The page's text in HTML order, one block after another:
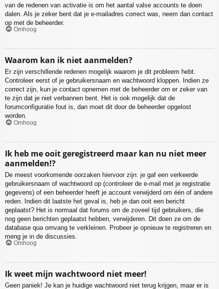
van de redenen van activatie is om het aantal valse accounts te doen
dalen. Als je zeker bent dat je e-mailadres correct was, neem dan contact
op met de beheerder.
Omhoog
Waarom kan ik niet aanmelden?
Er zijn verschillende redenen mogelijk waarom je dit probleem hebt.
Controleer eerst of je gebruikersnaam en wachtwoord kloppen. Indien ze
correct zijn, kun je contact opnemen met de beheerder om er zeker van
te zijn dat je niet verbannen bent. Het is ook mogelijk dat de
forumconfiguratie fout is, dan moet dit door de beheerder opgelost
worden.
Omhoog
Ik heb me ooit geregistreerd maar kan nu niet meer
aanmelden!?
De meest voorkomende oorzaken hiervoor zijn: je gaf een verkeerde
gebruikersnaam of wachtwoord op (controleer de e-mail met je registratie
gegevens) of een beheerder heeft je account verwijderd om één of andere
reden. Indien dit laatste het geval is, heb je dan ooit een bericht
geplaatst? Het is normaal dat forums om de zoveel tijd gebruikers, die
nog geen berichten geplaatst hebben, verwijderen. Dit doen ze om de
database qua omvang te verkleinen. Probeer je opnieuw te registreren en
meng je in de discussies.
Omhoog
Ik weet mijn wachtwoord niet meer!
Geen paniek! Je kan je huidige wachtwoord niet terug krijgen, maar er is